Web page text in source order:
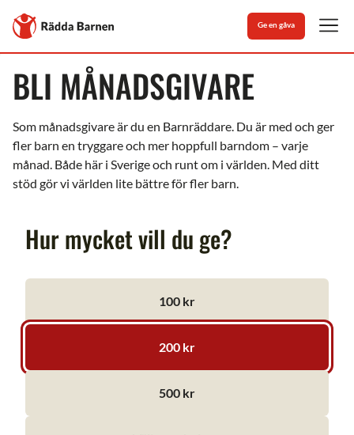
Till
Rädda
Barnens
Ge en gåva
BLI MÅNADSGIVARE
Som månadsgivare är du en Barnräddare. Du är med och ger
fler barn en tryggare och mer hoppfull barndom – varje
månad. Både här i Sverige och runt om i världen. Med ditt
stöd gör vi världen lite bättre för fler barn.
Hur mycket vill du ge?
100 kr
200 kr
500 kr